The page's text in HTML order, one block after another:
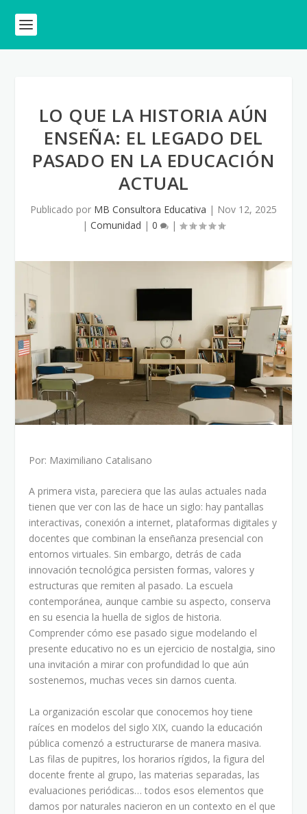
LO QUE LA HISTORIA AÚN
ENSEÑA: EL LEGADO DEL
PASADO EN LA EDUCACIÓN
ACTUAL
Publicado por MB Consultora Educativa | Nov 12, 2025
| Comunidad | 0 |
Por: Maximiliano Catalisano
A primera vista, pareciera que las aulas actuales nada
tienen que ver con las de hace un siglo: hay pantallas
interactivas, conexión a internet, plataformas digitales y
docentes que combinan la enseñanza presencial con
entornos virtuales. Sin embargo, detrás de cada
innovación tecnológica persisten formas, valores y
estructuras que remiten al pasado. La escuela
contemporánea, aunque cambie su aspecto, conserva
en su esencia la huella de siglos de historia.
Comprender cómo ese pasado sigue modelando el
presente educativo no es un ejercicio de nostalgia, sino
una invitación a mirar con profundidad lo que aún
sostenemos, muchas veces sin darnos cuenta.
La organización escolar que conocemos hoy tiene
raíces en modelos del siglo XIX, cuando la educación
pública comenzó a estructurarse de manera masiva.
Las filas de pupitres, los horarios rígidos, la figura del
docente frente al grupo, las materias separadas, las
evaluaciones periódicas… todos esos elementos que
damos por naturales nacieron en un contexto en el que